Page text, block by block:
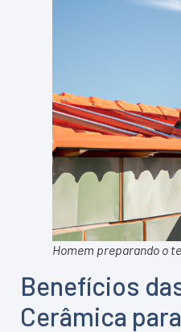
Homem preparando o
Benefícios
Cerâmica